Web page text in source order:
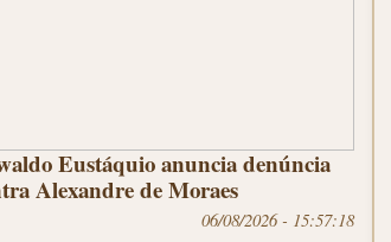
Eustáquio anuncia denúncia
Alexandre de Moraes
06/08/2026 - 15:57:18